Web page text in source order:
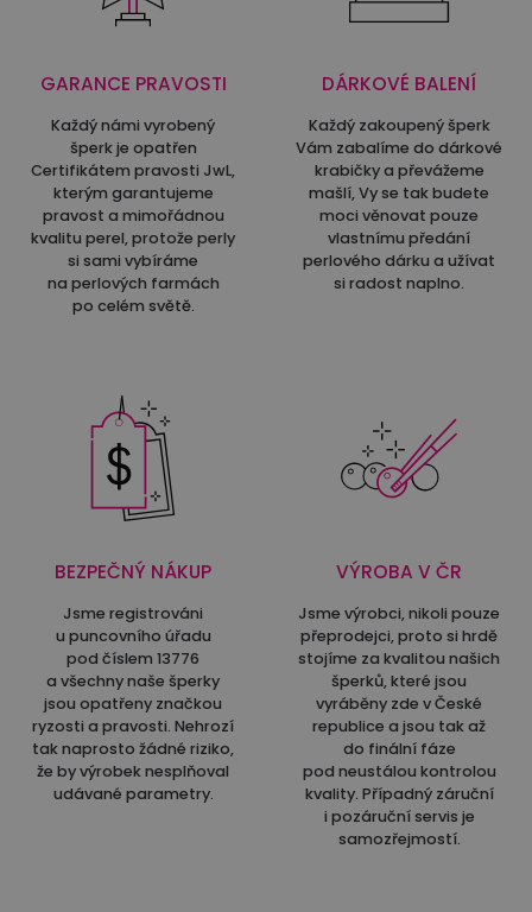
GARANCE PRAVOSTI
Každý námi vyrobený
šperk je opatřen
Certifikátem pravosti JwL,
kterým garantujeme
pravost a mimořádnou
kvalitu perel, protože perly
si sami vybíráme
na perlových farmách
po celém světě.
DÁRKOVÉ BALENÍ
Každý zakoupený šperk
Vám zabalíme do dárkové
krabičky a převážeme
mašlí, Vy se tak budete
moci věnovat pouze
vlastnímu předání
perlového dárku a užívat
si radost naplno.
BEZPEČNÝ NÁKUP
Jsme registrováni
u puncovního úřadu
pod číslem 13776
a všechny naše šperky
jsou opatřeny značkou
ryzosti a pravosti. Nehrozí
tak naprosto žádné riziko,
že by výrobek nesplňoval
udávané parametry.
VÝROBA V ČR
Jsme výrobci, nikoli pouze
přeprodejci, proto si hrdě
stojíme za kvalitou našich
šperků, které jsou
vyráběny zde v České
republice a jsou tak až
do finální fáze
pod neustálou kontrolou
kvality. Případný záruční
i pozáruční servis je
samozřejmostí.